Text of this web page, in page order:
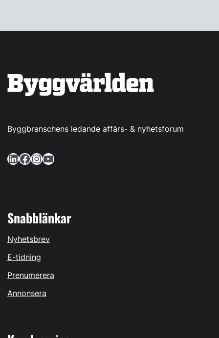
Byggbranschens ledande affärs- & nyhetsforum
LinkedIn Facebook InstagramYouTube
Snabblänkar
Nyhetsbrev
E-tidning
Prenumerera
Annonsera